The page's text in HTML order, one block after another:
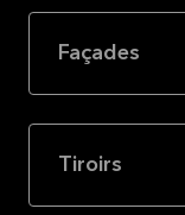
Façades
Tiroirs